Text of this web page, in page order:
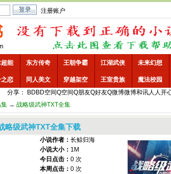
注册账户
能 东方传奇 王朝争霸 江湖武侠 未来幻想
恋 同人美文 穿越架空 王室贵族 魔法校园
分享：
BD BD空间Q空间Q朋友Q好友Q微博微博和讯人人开
→ 战略级武神TXT全集
略级武神TXT全集下载
小说作者： 长鲸归海
小说大小： 1M
今日点击： 0 次
本周点击： 0 次